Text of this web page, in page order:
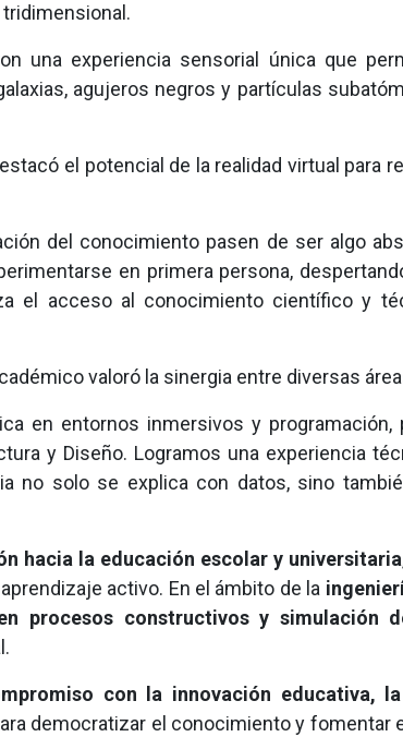
una experiencia sensorial única que
agujeros negros y partículas
el potencial de la realidad virtual para
del conocimiento pasen de ser algo
en primera persona,
el acceso al conocimiento científico y
valoró la sinergia entre diversas
en entornos inmersivos y
y Diseño. Logramos una experiencia
no solo se explica con datos, sino
hacia la educación escolar y universitaria
activo. En el ámbito de la
procesos constructivos y simulación
con la innovación educativa,
democratizar el conocimiento y fomentar